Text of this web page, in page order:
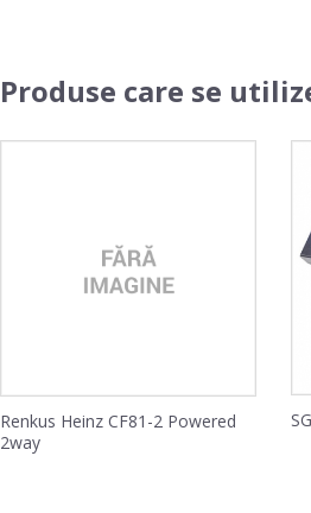
Produse care se
Renkus Heinz CF81-2 Powered
2way